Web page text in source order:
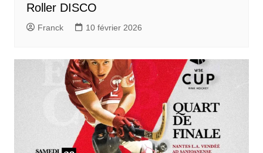
Roller DISCO
Franck 10 février 2026